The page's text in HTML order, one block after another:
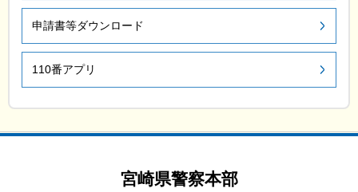
申請書等ダウンロード
110番アプリ
宮崎県警察本部